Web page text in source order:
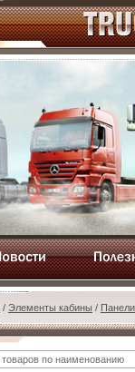
/ Элементы кабины /